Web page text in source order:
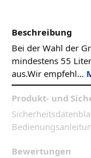
Beschreibung
Bei der Wahl der
mindestens 55
aus.Wir empfehl…
Produkt- und
Bewertungen